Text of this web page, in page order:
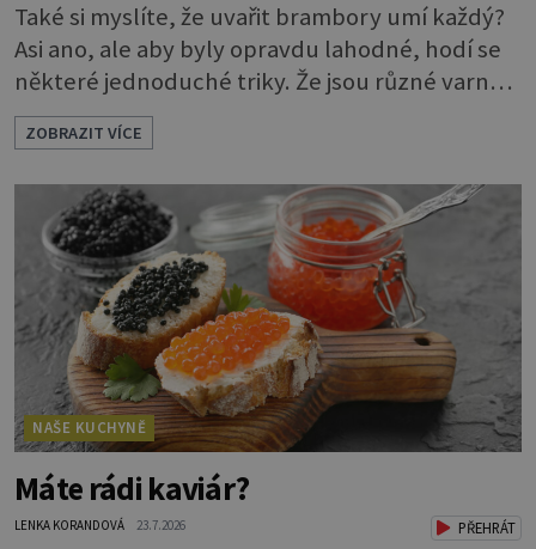
Také si myslíte, že uvařit brambory umí každý?
Asi ano, ale aby byly opravdu lahodné, hodí se
některé jednoduché triky. Že jsou různé varné
typy od A, tedy na saláty, po D na kaši, určitě
víte, takže vyberete podle toho, co chcete
právě uvařit. Vařte správně Spousta lidí vaří
brambory tak, že nalijí do hrnce vodu, osolí ji,
přidají brambory nakrájené na kousky a dají
vařit. Brambor
ZOBRAZIT VÍCE
NAŠE KUCHYNĚ
Máte rádi kaviár?
LENKA KORANDOVÁ 23.7.2026 PŘEHRÁT